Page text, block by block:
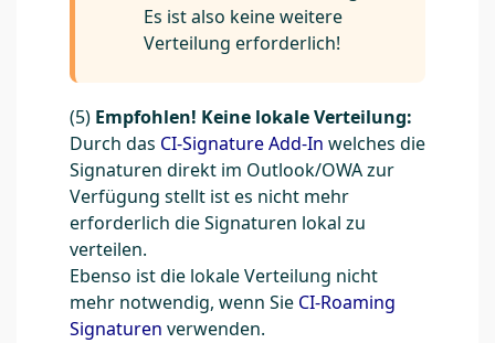
Es ist also keine weitere
Verteilung erforderlich!
(5) Empfohlen! Keine lokale Verteilung:
Durch das CI-Signature Add-In welches die
Signaturen direkt im Outlook/OWA zur
Verfügung stellt ist es nicht mehr
erforderlich die Signaturen lokal zu
verteilen.
Ebenso ist die lokale Verteilung nicht
mehr notwendig, wenn Sie CI-Roaming
Signaturen verwenden.